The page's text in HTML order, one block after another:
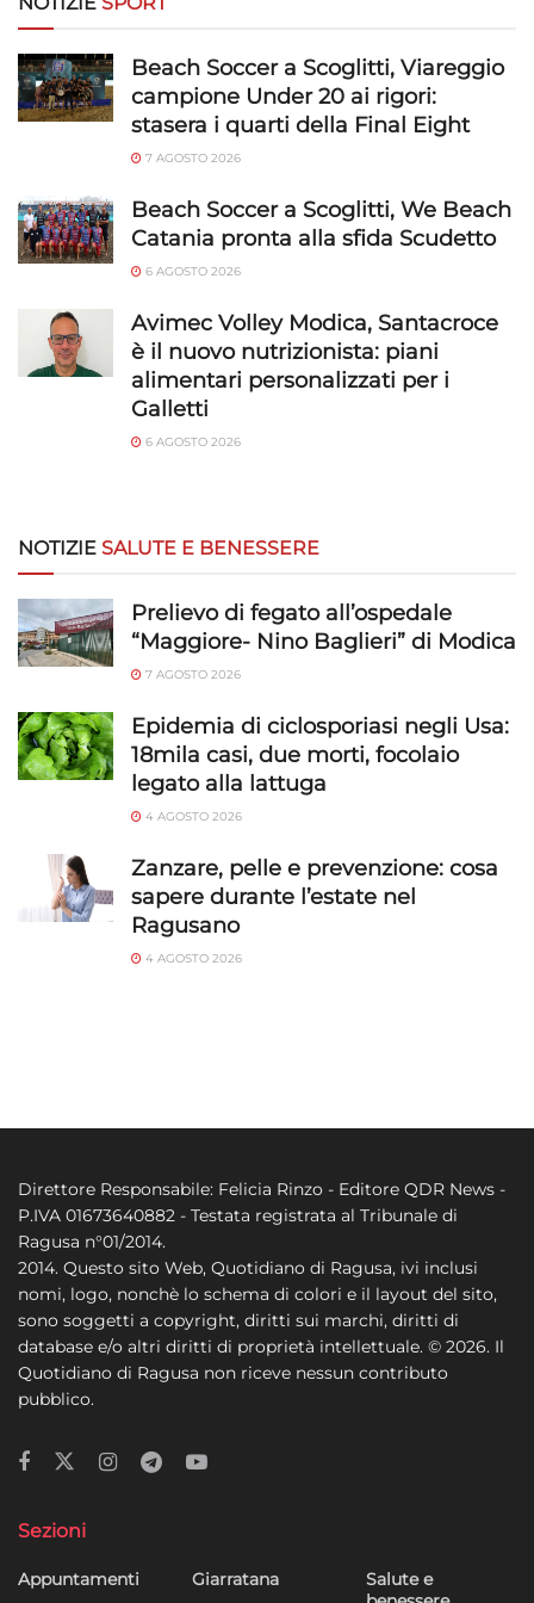
Funzionalità Sempre attivo
Abbinare e combinare dati provenienti da altre
fonti di dati, Collegare diversi dispositivi,
Identificare i dispositivi in base alle informazioni
Utilizzare dati di geolocalizzazione precisi,
Riconoscere i dispositivi in base a informazioni
Garantire la sicurezza, prevenire e
rilevare frodi, correggere errori, Erogare
e presentare pubblicità e contenuto,
Salvare e comunicare le scelte sulla
Beach Soccer a Scoglitti, Viareggio
campione Under 20 ai rigori:
stasera i quarti della Final Eight
7 AGOSTO 2026
Beach Soccer a Scoglitti, We Beach
Catania pronta alla sfida Scudetto
6 AGOSTO 2026
Avimec Volley Modica, Santacroce
è il nuovo nutrizionista: piani
alimentari personalizzati per i
Galletti
6 AGOSTO 2026
NOTIZIE SALUTE E BENESSERE
Prelievo di fegato all’ospedale
“Maggiore- Nino Baglieri” di Modica
7 AGOSTO 2026
Epidemia di ciclosporiasi negli Usa:
18mila casi, due morti, focolaio
legato alla lattuga
4 AGOSTO 2026
Zanzare, pelle e prevenzione: cosa
sapere durante l’estate nel
Ragusano
4 AGOSTO 2026
Direttore Responsabile: Felicia Rinzo - Editore QDR News -
P.IVA 01673640882 - Testata registrata al Tribunale di
Ragusa n°01/2014.
2014. Questo sito Web, Quotidiano di Ragusa, ivi inclusi
nomi, logo, nonchè lo schema di colori e il layout del sito,
sono soggetti a copyright, diritti sui marchi, diritti di
database e/o altri diritti di proprietà intellettuale. © 2026. Il
Quotidiano di Ragusa non riceve nessun contributo
pubblico.
Sezioni
Appuntamenti
Giarratana
Salute e